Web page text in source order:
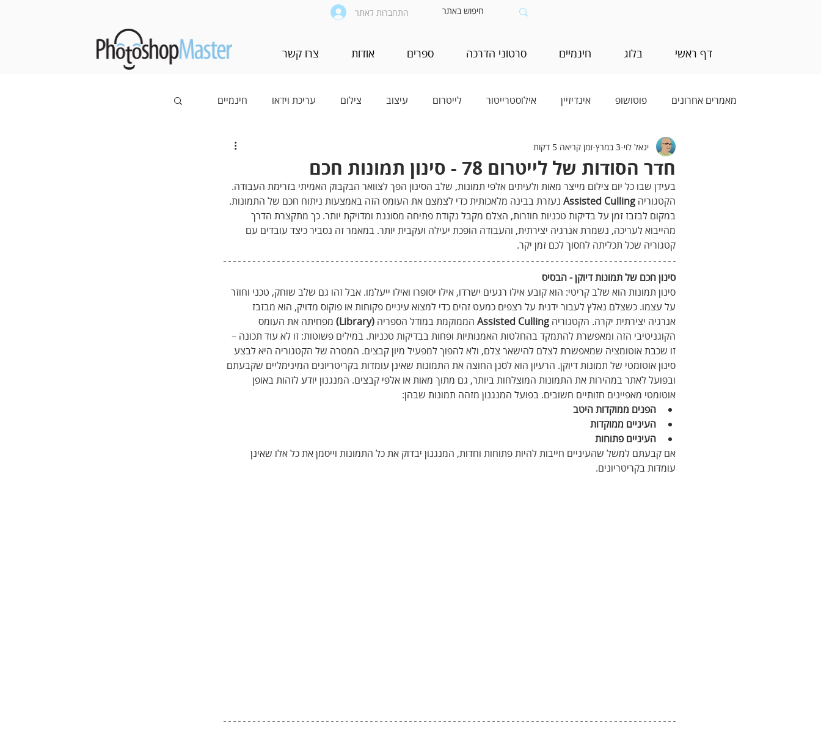
התחברות לאתר
דף ראשי בלוג חינמיים סרטוני הדרכה ספרים אודות צרו קשר
מאמרים אחרונים פוטושופ אינדיזיין אילוסטרייטור לייטרום עיצוב צילום עריכת וידאו חינמיים
בינה מלאכותית (AI)
חדר הסודות של לייטרום 78 - סינון תמונות חכם
יגאל לוי 3 במרץ זמן קריאה 5 דקות
בעידן שבו כל יום צילום מייצר מאות ולעיתים אלפי תמונות, שלב הסינון הפך לצוואר הבקבוק האמיתי בזרימת העבודה.
הקטגוריה Assisted Culling נעזרת בבינה מלאכותית כדי לצמצם את העומס הזה באמצעות ניתוח חכם של התמונות.
במקום לבזבז זמן על בדיקות טכניות חוזרות, הצלם מקבל נקודת פתיחה מסוננת ומדויקת יותר. כך מתקצרת הדרך
מהייבוא לעריכה, נשמרת אנרגיה יצירתית, והעבודה הופכת יעילה ועקבית יותר. במאמר זה נסביר כיצד עובדים עם
קטגוריה שכל תכליתה לחסוך לכם זמן יקר.
סינון חכם של תמונות דיוקן - הבסיס
סינון תמונות הוא שלב קריטי: הוא קובע אילו רגעים ישרדו, אילו יסופרו ואילו ייעלמו. אבל זהו גם שלב שוחק, טכני וחוזר
על עצמו. כשצלם נאלץ לעבור ידנית על רצפים כמעט זהים כדי למצוא עיניים פקוחות או פוקוס מדויק, הוא מבזבז
אנרגיה יצירתית יקרה. הקטגוריה Assisted Culling הממוקמת במודל הספריה (Library)
מפחיתה את העומס
הקוגניטיבי הזה ומאפשרת להתמקד בהחלטות האמנותיות ופחות בבדיקות טכניות. במילים פשוטות: זו לא עוד תכונה –
זו שכבת אוטומציה שמאפשרת לצלם להישאר צלם, ולא להפוך למפעיל מיון קבצים. המטרה של הקטגוריה היא לבצע
סינון אוטומטי של תמונות דיוקן. הרעיון הוא לסנן החוצה את התמונות שאינן עומדות בקריטריונים המינימליים שקבעתם
ובפועל לאתר במהירות את התמונות המוצלחות ביותר, גם מתוך מאות או אלפי קבצים. המנגנון יודע לזהות באופן
אוטומטי מאפיינים חזותיים חשובים. בפועל המנגנון מזהה תמונות שבהן:
הפנים ממוקדות היטב
העיניים ממוקדות
העיניים פתוחות
אם קבעתם למשל שהעיניים חייבות להיות פתוחות וחדות, המנגנון יבדוק את כל התמונות וייסמן את כל אלו שאינן
עומדות בקריטריונים.